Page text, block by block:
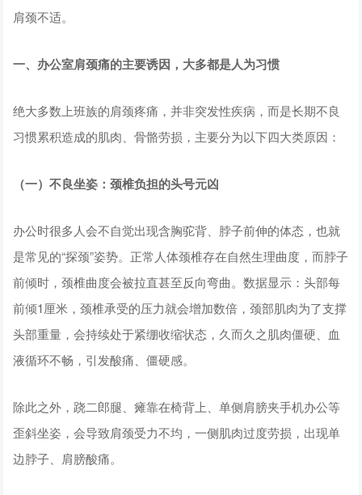
肩颈不适。
一、办公室肩颈痛的主要诱因，大多都是人为习惯
绝大多数上班族的肩颈疼痛，并非突发性疾病，而是长期不良
习惯累积造成的肌肉、骨骼劳损，主要分为以下四大类原因：
（一）不良坐姿：颈椎负担的头号元凶
办公时很多人会不自觉出现含胸驼背、脖子前伸的体态，也就
是常见的“探颈”姿势。正常人体颈椎存在自然生理曲度，而脖子
前倾时，颈椎曲度会被拉直甚至反向弯曲。数据显示：头部每
前倾1厘米，颈椎承受的压力就会增加数倍，颈部肌肉为了支撑
头部重量，会持续处于紧绷收缩状态，久而久之肌肉僵硬、血
液循环不畅，引发酸痛、僵硬感。
除此之外，跷二郎腿、瘫靠在椅背上、单侧肩膀夹手机办公等
歪斜坐姿，会导致肩颈受力不均，一侧肌肉过度劳损，出现单
边脖子、肩膀酸痛。